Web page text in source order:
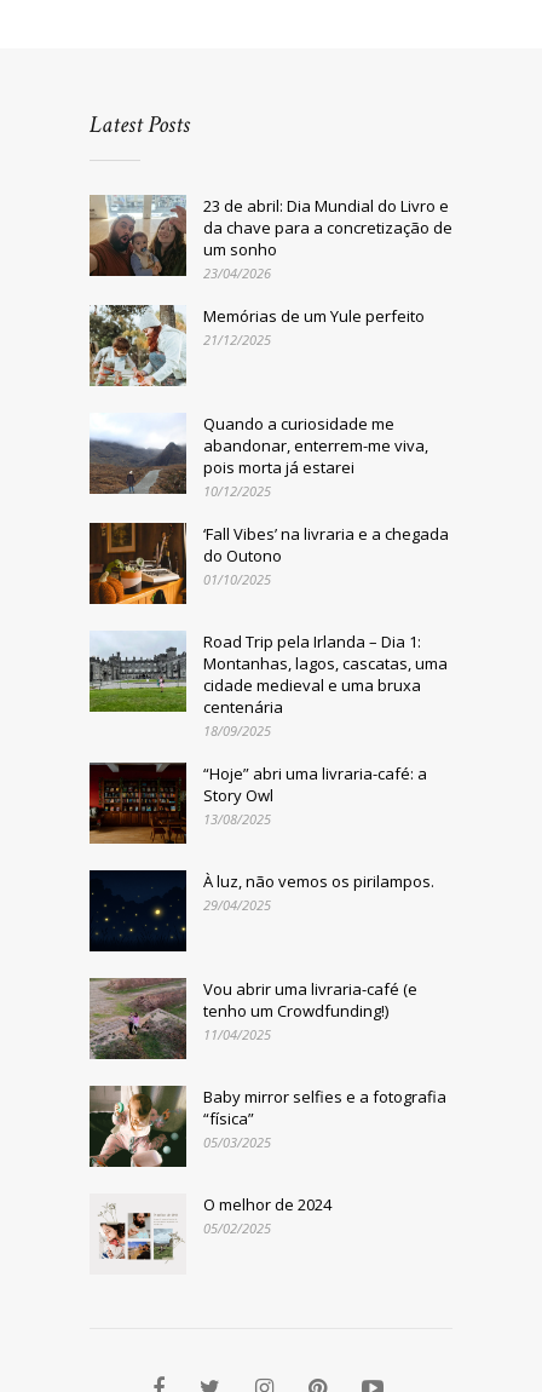
Latest Posts
23 de abril: Dia Mundial do Livro e
da chave para a concretização de
um sonho
23/04/2026
Memórias de um Yule perfeito
21/12/2025
Quando a curiosidade me
abandonar, enterrem-me viva,
pois morta já estarei
10/12/2025
‘Fall Vibes’ na livraria e a chegada
do Outono
01/10/2025
Road Trip pela Irlanda – Dia 1:
Montanhas, lagos, cascatas, uma
cidade medieval e uma bruxa
centenária
18/09/2025
“Hoje” abri uma livraria-café: a
Story Owl
13/08/2025
À luz, não vemos os pirilampos.
29/04/2025
Vou abrir uma livraria-café (e
tenho um Crowdfunding!)
11/04/2025
Baby mirror selfies e a fotografia
“física”
05/03/2025
O melhor de 2024
05/02/2025